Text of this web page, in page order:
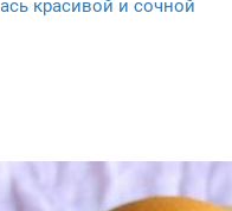
красивой и сочной